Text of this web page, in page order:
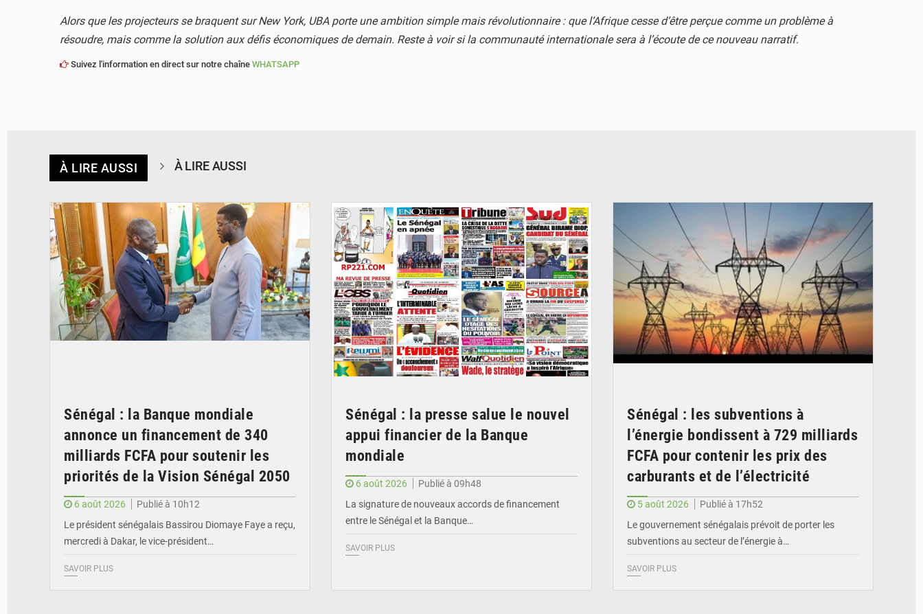
Alors que les projecteurs se braquent sur New York, UBA porte une ambition simple mais révolutionnaire : que l’Afrique cesse d’être perçue comme un problème à
résoudre, mais comme la solution aux défis économiques de demain. Reste à voir si la communauté internationale sera à l’écoute de ce nouveau narratif.
Suivez l'information en direct sur notre chaîne WHATSAPP
À LIRE AUSSI À LIRE AUSSI
Sénégal : la Banque mondiale
annonce un financement de 340
milliards FCFA pour soutenir les
priorités de la Vision Sénégal 2050
6 août 2026
Publié à 10h12
Le président sénégalais Bassirou Diomaye Faye a reçu,
mercredi à Dakar, le vice-président…
SAVOIR PLUS
Sénégal : la presse salue le nouvel
appui financier de la Banque
mondiale
6 août 2026
Publié à 09h48
La signature de nouveaux accords de financement
entre le Sénégal et la Banque…
SAVOIR PLUS
Sénégal : les subventions à
l’énergie bondissent à 729 milliards
FCFA pour contenir les prix des
carburants et de l’électricité
5 août 2026
Publié à 17h52
Le gouvernement sénégalais prévoit de porter les
subventions au secteur de l’énergie à…
SAVOIR PLUS